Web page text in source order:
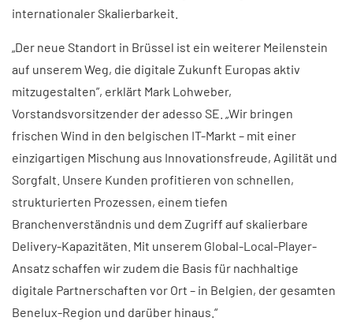
internationaler Skalierbarkeit. ​
„Der neue Standort in Brüssel ist ein weiterer Meilenstein
auf unserem Weg, die digitale Zukunft Europas aktiv
mitzugestalten”, erklärt Mark Lohweber,
Vorstandsvorsitzender der adesso SE. „Wir bringen
frischen Wind in den belgischen IT-Markt – mit einer
einzigartigen Mischung aus Innovationsfreude, Agilität und
Sorgfalt. Unsere Kunden profitieren von schnellen,
strukturierten Prozessen, einem tiefen
Branchenverständnis und dem Zugriff auf skalierbare
Delivery-Kapazitäten. Mit unserem Global-Local-Player-
Ansatz schaffen wir zudem die Basis für nachhaltige
digitale Partnerschaften vor Ort – in Belgien, der gesamten
Benelux-Region und darüber hinaus.“